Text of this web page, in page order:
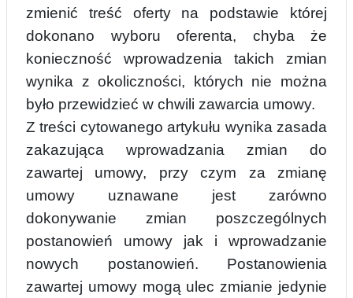
zmienić treść oferty na podstawie której
dokonano wyboru oferenta, chyba że
konieczność wprowadzenia takich zmian
wynika z okoliczności, których nie można
było przewidzieć w chwili zawarcia umowy.
Z treści cytowanego artykułu wynika zasada
zakazująca wprowadzania zmian do
zawartej umowy, przy czym za zmianę
umowy uznawane jest zarówno
dokonywanie zmian poszczególnych
postanowień umowy jak i wprowadzanie
nowych postanowień. Postanowienia
zawartej umowy mogą ulec zmianie jedynie